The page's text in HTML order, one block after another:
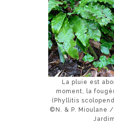
La pluie est
moment, la
(Phyllitis
©N. & P. Mioulane